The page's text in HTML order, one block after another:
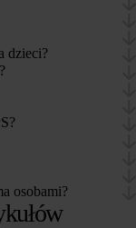
dzieci?
osobami?